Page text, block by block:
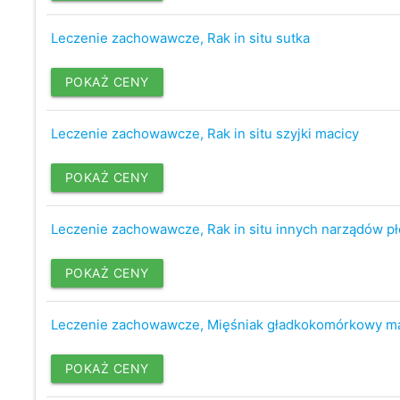
Leczenie zachowawcze, Rak in situ sutka
POKAŻ CENY
Leczenie zachowawcze, Rak in situ szyjki macicy
POKAŻ CENY
Leczenie zachowawcze, Rak in situ innych narządów
POKAŻ CENY
Leczenie zachowawcze, Mięśniak gładkokomórkowy
POKAŻ CENY